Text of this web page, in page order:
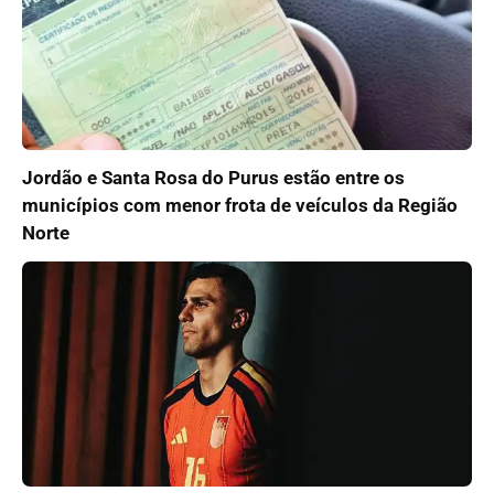
Jordão e Santa Rosa do Purus estão entre os
municípios com menor frota de veículos da Região
Norte